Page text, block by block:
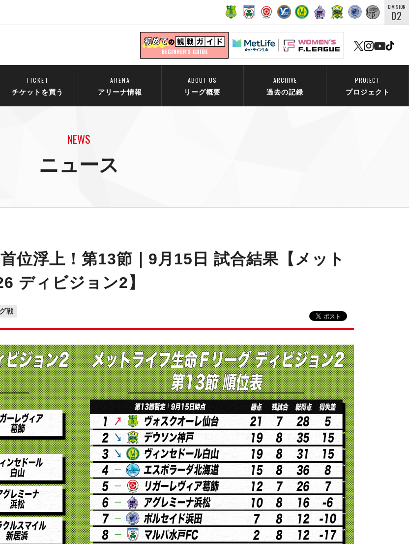
DIVISION
02
TICKET
チケットを買う
ARENA
アリーナ情報
ABOUT US
リーグ概要
ARCHIVE
過去の記録
PROJECT
プロジェクト
NEWS
ニュース
位浮上！第13節｜9月15日 試合結果【メット
ディビジョン2】
戦